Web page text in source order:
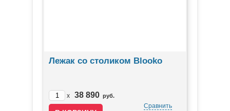
Лежак со столиком Blooko
x 38 890 руб.
Сравнить